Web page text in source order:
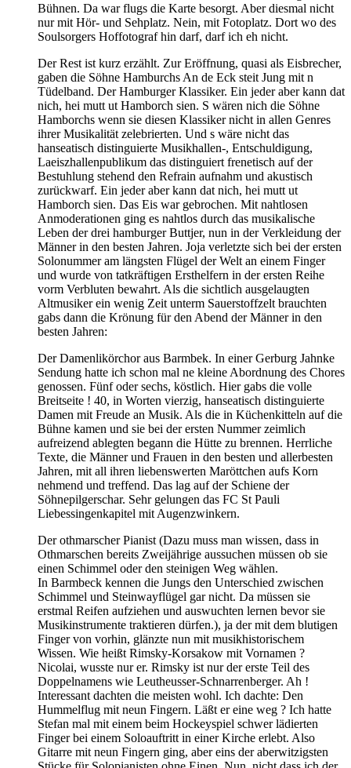
Bühnen. Da war flugs die Karte besorgt. Aber diesmal nicht
nur mit Hör- und Sehplatz. Nein, mit Fotoplatz. Dort wo des
Soulsorgers Hoffotograf hin darf, darf ich eh nicht.
Der Rest ist kurz erzählt. Zur Eröffnung, quasi als Eisbrecher,
gaben die Söhne Hamburchs An de Eck steit Jung mit n
Tüdelband. Der Hamburger Klassiker. Ein jeder aber kann dat
nich, hei mutt ut Hamborch sien. S wären nich die Söhne
Hamborchs wenn sie diesen Klassiker nicht in allen Genres
ihrer Musikalität zelebrierten. Und s wäre nicht das
hanseatisch distinguierte Musikhallen-, Entschuldigung,
Laeiszhallenpublikum das distinguiert frenetisch auf der
Bestuhlung stehend den Refrain aufnahm und akustisch
zurückwarf. Ein jeder aber kann dat nich, hei mutt ut
Hamborch sien. Das Eis war gebrochen. Mit nahtlosen
Anmoderationen ging es nahtlos durch das musikalische
Leben der drei hamburger Buttjer, nun in der Verkleidung der
Männer in den besten Jahren. Joja verletzte sich bei der ersten
Solonummer am längsten Flügel der Welt an einem Finger
und wurde von tatkräftigen Ersthelfern in der ersten Reihe
vorm Verbluten bewahrt. Als die sichtlich ausgelaugten
Altmusiker ein wenig Zeit unterm Sauerstoffzelt brauchten
gabs dann die Krönung für den Abend der Männer in den
besten Jahren:
Der Damenlikörchor aus Barmbek. In einer Gerburg Jahnke
Sendung hatte ich schon mal ne kleine Abordnung des Chores
genossen. Fünf oder sechs, köstlich. Hier gabs die volle
Breitseite ! 40, in Worten vierzig, hanseatisch distinguierte
Damen mit Freude an Musik. Als die in Küchenkitteln auf die
Bühne kamen und sie bei der ersten Nummer zeimlich
aufreizend ablegten begann die Hütte zu brennen. Herrliche
Texte, die Männer und Frauen in den besten und allerbesten
Jahren, mit all ihren liebenswerten Maröttchen aufs Korn
nehmend und treffend. Das lag auf der Schiene der
Söhnepilgerschar. Sehr gelungen das FC St Pauli
Liebessingenkapitel mit Augenzwinkern.
Der othmarscher Pianist (Dazu muss man wissen, dass in
Othmarschen bereits Zweijährige aussuchen müssen ob sie
einen Schimmel oder den steinigen Weg wählen.
In Barmbeck kennen die Jungs den Unterschied zwischen
Schimmel und Steinwayflügel gar nicht. Da müssen sie
erstmal Reifen aufziehen und auswuchten lernen bevor sie
Musikinstrumente traktieren dürfen.), ja der mit dem blutigen
Finger von vorhin, glänzte nun mit musikhistorischem
Wissen. Wie heißt Rimsky-Korsakow mit Vornamen ?
Nicolai, wusste nur er. Rimsky ist nur der erste Teil des
Doppelnamens wie Leutheusser-Schnarrenberger. Ah !
Interessant dachten die meisten wohl. Ich dachte: Den
Hummelflug mit neun Fingern. Läßt er eine weg ? Ich hatte
Stefan mal mit einem beim Hockeyspiel schwer lädierten
Finger bei einem Soloauftritt in einer Kirche erlebt. Also
Gitarre mit neun Fingern ging, aber eins der aberwitzigsten